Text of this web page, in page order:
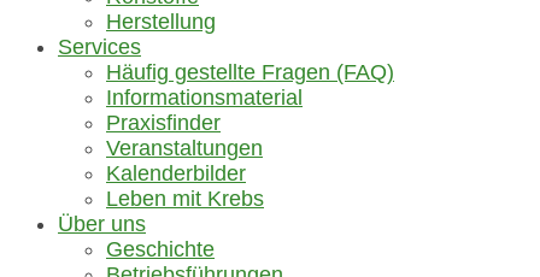
Herstellung
Services
Häufig gestellte Fragen (FAQ)
Informationsmaterial
Praxisfinder
Veranstaltungen
Kalenderbilder
Leben mit Krebs
Über uns
Geschichte